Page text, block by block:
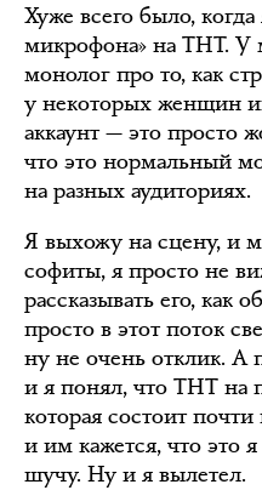
Хуже всего было,
микрофона» на ТНТ.
монолог про то, как
у некоторых женщин
аккаунт — это просто
что это нормальный
на разных аудиториях.
Я выхожу на сцену, и
софиты, я просто не
рассказывать его, как
просто в этот поток
ну не очень отклик. А
и я понял, что ТНТ на
которая состоит
и им кажется, что это
шучу. Ну и я вылетел.